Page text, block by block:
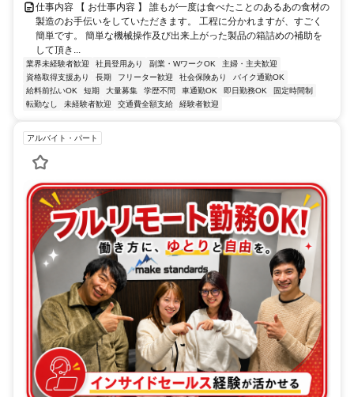
仕事内容 【 お仕事内容 】 誰もが一度は食べたことのあるあの食材の
製造のお手伝いをしていただきます。 工程に分かれますが、すごく
簡単です。 簡単な機械操作及び出来上がった製品の箱詰めの補助を
して頂き...
業界未経験者歓迎 社員登用あり 副業・WワークOK
主婦・主夫歓迎
資格取得支援あり
長期 フリーター歓迎 社会保険あり
バイク通勤OK
給料前払いOK
短期 大量募集 学歴不問 車通勤OK 即日勤務OK
固定時間制
転勤なし
未経験者歓迎 交通費全額支給 経験者歓迎
アルバイト・パート